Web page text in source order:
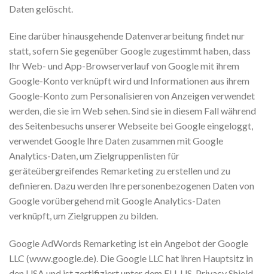
Daten gelöscht.
Eine darüber hinausgehende Datenverarbeitung findet nur
statt, sofern Sie gegenüber Google zugestimmt haben, dass
Ihr Web- und App-Browserverlauf von Google mit ihrem
Google-Konto verknüpft wird und Informationen aus ihrem
Google-Konto zum Personalisieren von Anzeigen verwendet
werden, die sie im Web sehen. Sind sie in diesem Fall während
des Seitenbesuchs unserer Webseite bei Google eingeloggt,
verwendet Google Ihre Daten zusammen mit Google
Analytics-Daten, um Zielgruppenlisten für
geräteübergreifendes Remarketing zu erstellen und zu
definieren. Dazu werden Ihre personenbezogenen Daten von
Google vorübergehend mit Google Analytics-Daten
verknüpft, um Zielgruppen zu bilden.
Google AdWords Remarketing ist ein Angebot der Google
LLC (www.google.de). Die Google LLC hat ihren Hauptsitz in